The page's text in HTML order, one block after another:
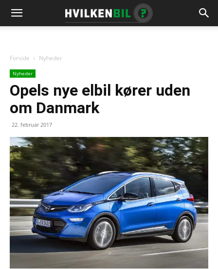
Forside Nyheder
Nyheder
Opels nye elbil kører uden
om Danmark
22. februar 2017